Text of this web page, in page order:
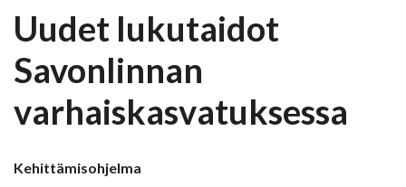
Uudet lukutaidot
Savonlinnan
varhaiskasvatuksessa
Kehittämisohjelma